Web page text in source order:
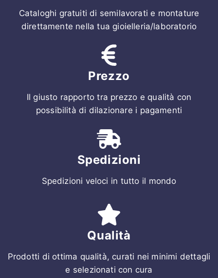
Cataloghi gratuiti di semilavorati e montature
direttamente nella tua gioielleria/laboratorio
Prezzo
Il giusto rapporto tra prezzo e qualità con
possibilità di dilazionare i pagamenti
Spedizioni
Spedizioni veloci in tutto il mondo
Qualità
Prodotti di ottima qualità, curati nei minimi dettagli
e selezionati con cura